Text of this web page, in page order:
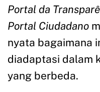
Portal da
Portal Ciudadano
nyata bagaimana
diadaptasi dalam
yang berbeda.